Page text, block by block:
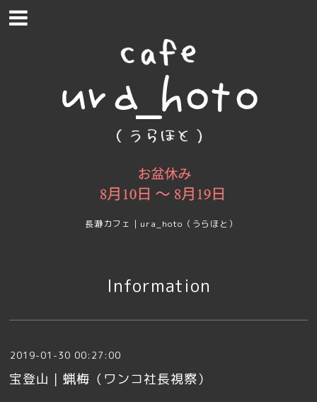
長瀞カフェ｜ura_hoto（うらほと）
Information
2019-01-30 00:27:00
宝登山｜蝋梅（ワンコ社長視察）